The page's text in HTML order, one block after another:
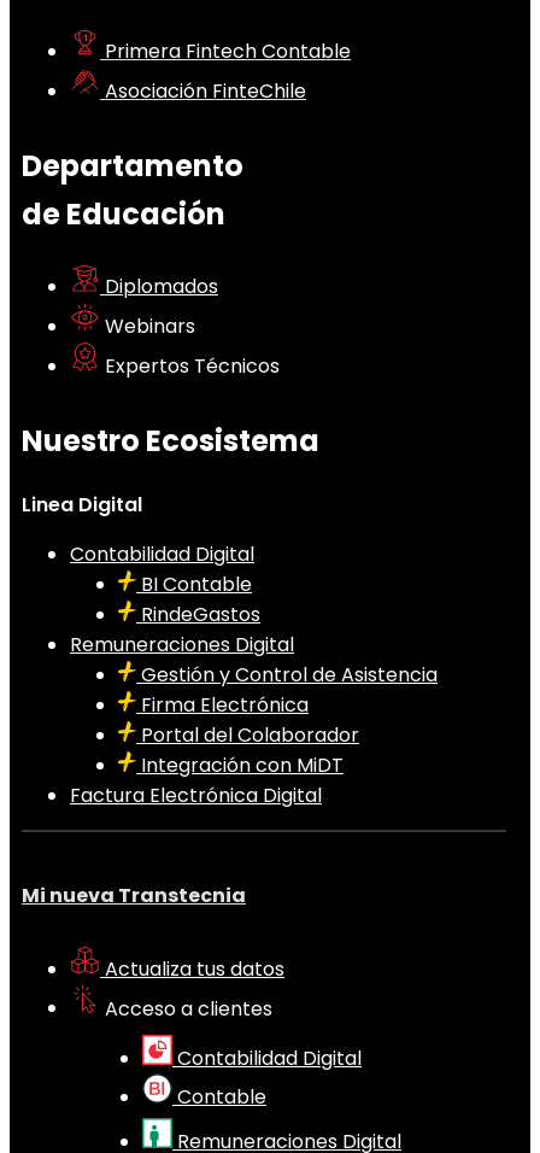
Primera Fintech Contable
Asociación FinteChile
Departamento
de Educación
Diplomados
Webinars
Expertos Técnicos
Nuestro Ecosistema
Linea Digital
Contabilidad Digital
BI Contable
RindeGastos
Remuneraciones Digital
Gestión y Control de Asistencia
Firma Electrónica
Portal del Colaborador
Integración con MiDT
Factura Electrónica Digital
Mi nueva Transtecnia
Actualiza tus datos
Acceso a clientes
Contabilidad Digital
Contable
Remuneraciones Digital